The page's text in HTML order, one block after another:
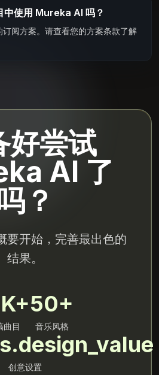
中使用 Mureka AI 吗？
阅方案。请查看您的方案条款了解
好尝试
AI 了
？
要开始，完善最出色的
结果。
曲目
50+
音乐风格
创意设置